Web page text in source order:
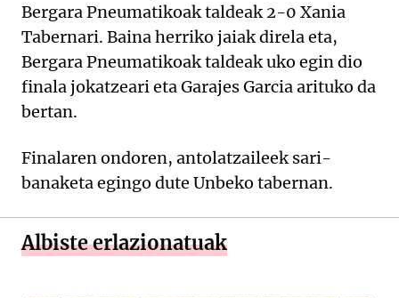
Bergara Pneumatikoak taldeak 2-0 Xania
Tabernari. Baina herriko jaiak direla eta,
Bergara Pneumatikoak taldeak uko egin dio
finala jokatzeari eta Garajes Garcia arituko da
bertan.
Finalaren ondoren, antolatzaileek sari-
banaketa egingo dute Unbeko tabernan.
Albiste erlazionatuak